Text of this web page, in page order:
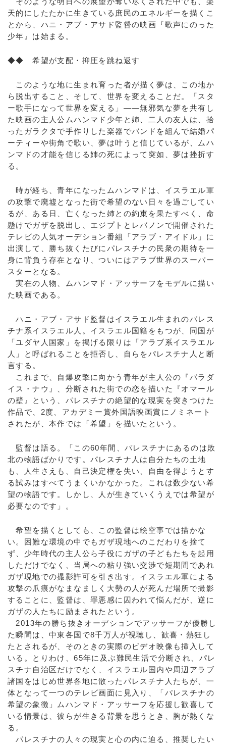
天的にしたたかに生きている庶民のエネルギーを描くこ
とから、ハニ・アブ・アサド監督の映画『歌声にのった
少年』は始まる。
◆◆ 希望が支配・抑圧を跳ね返す
このような地に生まれ育った者が描く夢は、この地か
ら脱出すること、そして、世界を変えることだ。「スタ
ー歌手になって世界を変える」――無邪気な夢を共有し
た映画の主人公ムハンマド少年と姉、二人の友人は、拾
ったガラクタで手作りした楽器でバンドを組んで結婚パ
ーティーや街角で歌い、夢は叶うと信じているが、ムハ
ンマドの才能を信じる姉の死によって突如、夢は挫折す
る。
時が経ち、青年になったムハンマドは、イスラエル軍
の攻撃で廃墟となった街で希望のない日々を過ごしてい
るが、ある日、亡くなった姉との約束を果たすべく、命
懸けでガザを脱出し、エジプトとレバノンで開催された
テレビの人気オーデション番組「アラブ・アイドル」に
出演して、勝ち抜くたびにパレスチナの民衆の期待を一
身に背負う存在となり、ついにはアラブ世界のスーパー
スターとなる。
実在の人物、ムハンマド・アッサーフをモデルに描い
た映画である。
ハニ・アブ・アサド監督はイスラエル生まれのパレス
チナ系イスラエル人。イスラエル国籍をもつが、同国が
「ユダヤ人国家」を掲げる限りは「アラブ系イスラエル
人」と呼ばれることを拒否し、自らをパレスチナ人と断
言する。
これまで、自爆攻撃に向かう青年が主人公の『パラダ
イス・ナウ』、分断された街での恋を描いた『オマール
の壁』という、パレスチナの絶望的な現実を突きつけた
作品で、2度、アカデミー賞外国語映画賞にノミネート
されたが、本作では「希望」を描いたという。
監督は語る。「この60年間、パレスチナにあるのは敗
北の物語ばかりです。パレスチナ人は自分たちの土地
も、人生さえも、自己決定権を失い、自由を得ようとす
る試みはすべてうまくいかなかった。これは数少ない希
望の物語です。しかし、人が生きていくうえでは希望が
必要なのです」。
希望を描くとしても、この監督は絵空事では描かな
い。困難な環境の中でもガザ現地へのこだわりを捨て
ず、少年時代の主人公ら子役にガザの子どもたちを起用
しただけでなく、当局への粘り強い交渉で短期間であれ
ガザ現地での撮影許可を引き出す。イスラエル軍による
攻撃の爪痕がなまなましく大勢の人が死んだ場所で撮影
することに、監督は、罪悪感に囚われて悩んだが、逆に
ガザの人たちに励まされたという。
2013年の勝ち抜きオーデションでアッサーフが優勝し
た瞬間は、中東各国で8千万人が視聴し、歓喜・熱狂し
たとされるが、そのときの実際のビデオ映像も挿入して
いる。とりわけ、65年に及ぶ難民生活で分断され、パレ
スチナ自治区だけでなく、イスラエル国内や周辺アラブ
諸国をはじめ世界各地に散ったパレスチナ人たちが、一
体となって一つのテレビ画面に見入り、「パレスチナの
希望の象徴」ムハンマド・アッサーフを応援し歓喜して
いる情景は、彼らが生きる背景を思うとき、胸が熱くな
る。
パレスチナの人々の現実と心の内に迫る、推奨したい